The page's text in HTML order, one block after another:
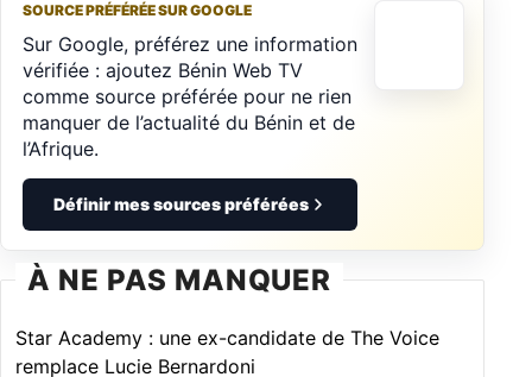
SOURCE PRÉFÉRÉE SUR GOOGLE
Sur Google, préférez une information
vérifiée : ajoutez Bénin Web TV
comme source préférée pour ne rien
manquer de l’actualité du Bénin et de
l’Afrique.
Définir mes sources préférées
À NE PAS MANQUER
Star Academy : une ex-candidate de The Voice
remplace Lucie Bernardoni